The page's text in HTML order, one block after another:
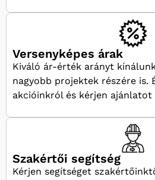
Versenyképes árak
Kiváló ár-érték arányt
nagyobb projektek részére is.
akcióinkról és kérjen
Szakértői segítség
Kérjen segítséget